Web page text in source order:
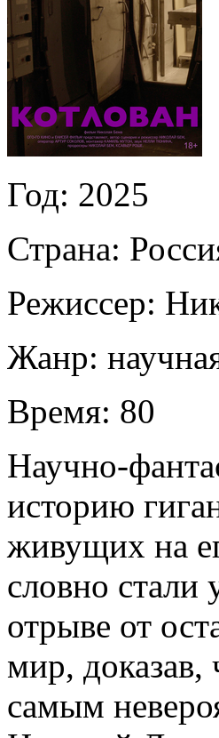
Год: 2025
Страна:
Режиссер:
Жанр:
Время: 80
Научно-
историю
живущих на
словно стали
отрыве от
мир, доказав,
самым